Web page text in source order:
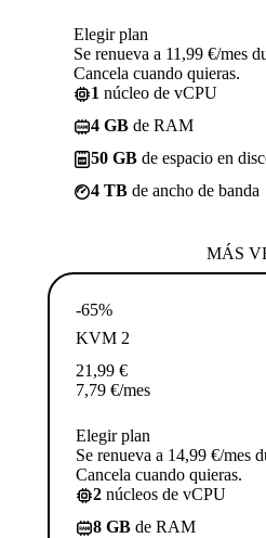
Elegir plan
Se renueva a 11,99 €/mes
Cancela cuando quieras.
1 núcleo de vCPU
4 GB de RAM
50 GB de espacio en
4 TB de ancho de banda
MÁS
-65%
KVM 2
21,99 €
7,79 €/mes
Elegir plan
Se renueva a 14,99 €/mes
Cancela cuando quieras.
2 núcleos de vCPU
8 GB de RAM